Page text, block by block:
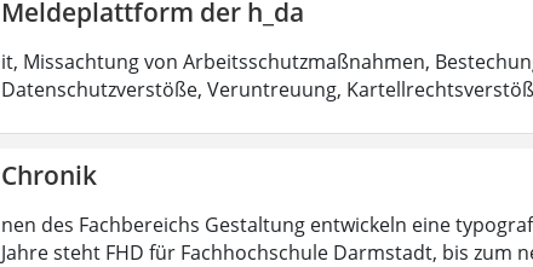
Meldeplattform der h_da
it, Missachtung von Arbeitsschutzmaßnahmen,
Datenschutzverstöße, Veruntreuung,
Chronik
nen des Fachbereichs Gestaltung entwickeln eine
Jahre steht FHD für Fachhochschule Darmstadt, bis zum